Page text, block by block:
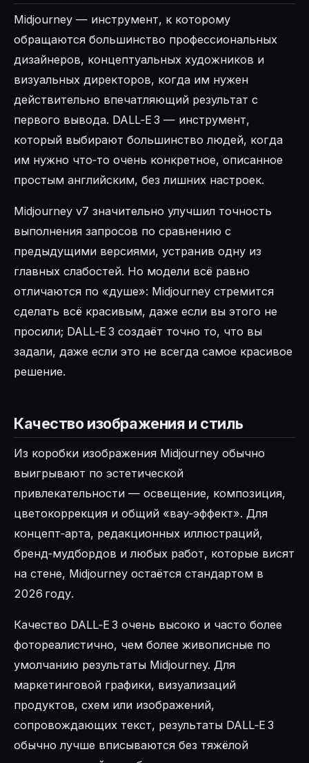
Midjourney — инструмент, к которому
обращаются большинство профессиональных
дизайнеров, концептуальных художников и
визуальных директоров, когда им нужен
действительно впечатляющий результат с
первого вывода. DALL‑E 3 — инструмент,
который выбирают большинство людей, когда
им нужно что‑то очень конкретное, описанное
простым английским, без лишних настроек.
Midjourney v7 значительно улучшил точность
выполнения запросов по сравнению с
предыдущими версиями, устранив одну из
главных слабостей. Но модели всё равно
отличаются по «душе»: Midjourney стремится
сделать всё красивым, даже если вы этого не
просили; DALL‑E 3 создаёт точно то, что вы
задали, даже если это не всегда самое красивое
решение.
Качество изображения и стиль
Из коробки изображения Midjourney обычно
выигрывают по эстетической
привлекательности — освещение, композиция,
цветокоррекция и общий «вау‑эффект». Для
концепт‑арта, редакционных иллюстраций,
бренд‑мудбордов и любых работ, которые висят
на стене, Midjourney остаётся стандартом в
2026 году.
Качество DALL‑E 3 очень высоко и часто более
фотореалистично, чем более живописные по
умолчанию результаты Midjourney. Для
маркетинговой графики, визуализаций
продуктов, схем или изображений,
сопровождающих текст, результаты DALL‑E 3
обычно лучше вписываются без тяжёлой